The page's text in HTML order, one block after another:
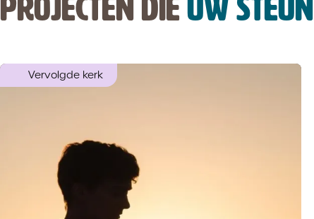
PROJECTEN DIEUW STEUN
Vervolgde kerk